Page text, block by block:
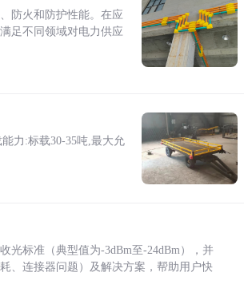
防火和防护性能。在应
足不同领域对电力供应
力:标载30-35吨,最大允
光标准（典型值为-3dBm至-24dBm），并
、连接器问题）及解决方案，帮助用户快